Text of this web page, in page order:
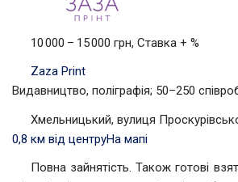
10 000 – 15 000 грн, Ставка + %
Zaza Print
Видавництво, поліграфія; 50–250
Хмельницький, вулиця
0,8 км від центруНа мапі
Повна зайнятість. Також готові